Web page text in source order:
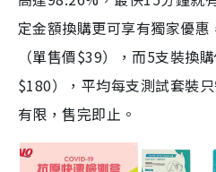
定金額換購更可享有獨家優
（單售價$39），而5支裝換
$180），平均每支測試套裝
有限，售完即止。